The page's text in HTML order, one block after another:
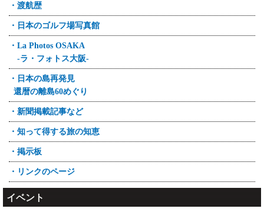
・渡航歴
・日本のゴルフ場写真館
・La Photos OSAKA
-ラ・フォトス大阪-
・日本の島再発見
還暦の離島60めぐり
・新聞掲載記事など
・知って得する旅の知恵
・掲示板
・リンクのページ
イベント